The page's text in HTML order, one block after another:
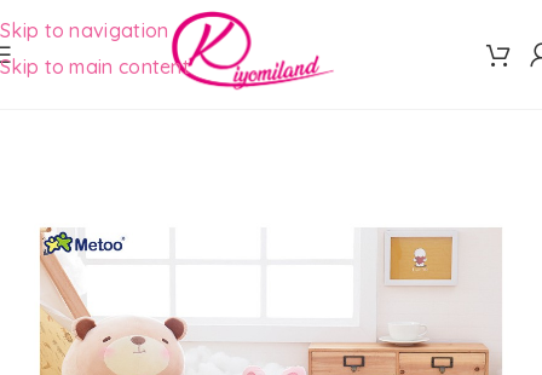
Skip to navigation
Skip to main content